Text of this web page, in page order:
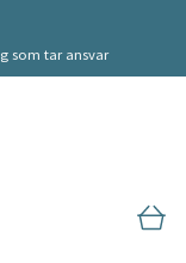
som tar ansvar